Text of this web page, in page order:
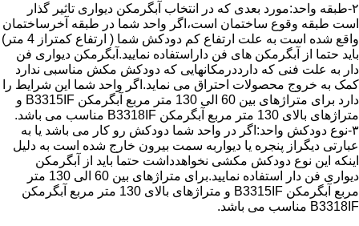
۲-طبقه واحد:مورد بعدی که در انتخاب آبگرمکن دیواری تاثیر گذار
است طبقه وقوع ساختمان است،اگر واحد شما در طبقه آخرساختمان
واقع شده است به علت ارتفاع کم دودکش شما ( ارتفاع کمتراز 4 متر)
باید حتما از آبگرمکن های فن داراستفاده نمایید.آبگرمکن دیواری فن
دار به علت فنی که دارددرمکانهایی که دودکش مکش مناسبی ندارد
کمک به خروج محصولات احتراق می نماید.اگر واحد شما این شرایط را
دارد برای متراژهای بین 60 الی 130 متر مربع آبگرمکن B3315IF و
متراژهای بالای 130 متر مربع آبگرمکن B3318IF مناسب می باشد.
۳-نوع دودکش واحد:اگر در واحد شما دودکش رو کار می باشد یا به
عبارتی دیگراز پنجره یا دیواربه سمت بیرون خارج شده است به دلیل
اینکه این نوع دودکش مکشی نخواهدداشت حتما باید از آبگرمکن
دیواری فن دار استفاده نمایید.برای متراژهای بین 60 الی 130 متر
مربع آبگرمکن B3315IF و متراژهای بالای 130 متر مربع آبگرمکن
B3318IF مناسب می باشد.